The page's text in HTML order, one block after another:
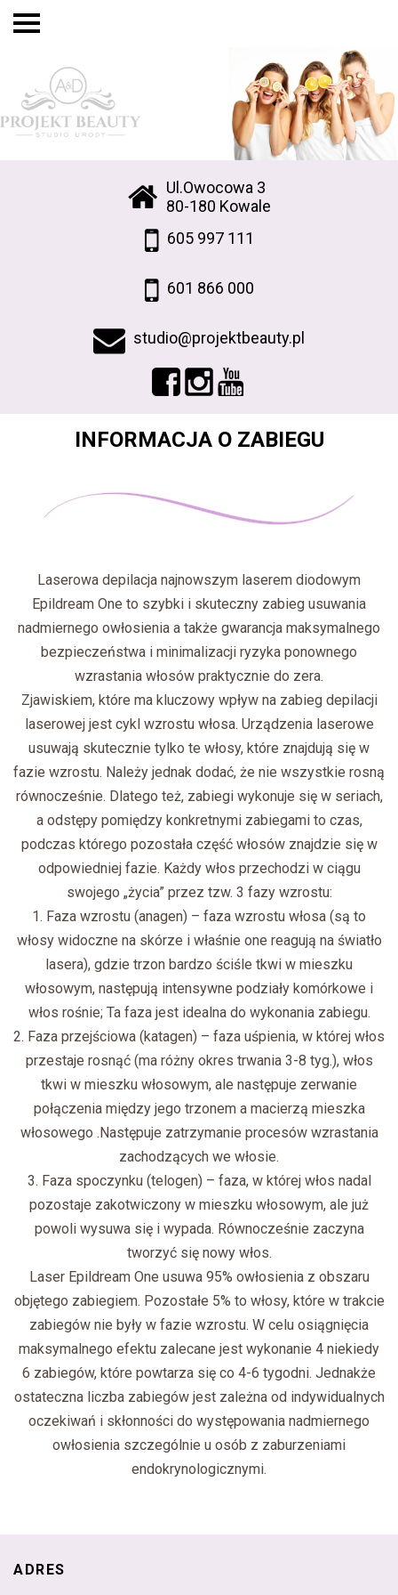
Ul.Owocowa 3
80-180 Kowale
605 997 111
601 866 000
studio@projektbeauty.pl
INFORMACJA O ZABIEGU
Laserowa depilacja najnowszym laserem diodowym
Epildream One to szybki i skuteczny zabieg usuwania
nadmiernego owłosienia a także gwarancja maksymalnego
bezpieczeństwa i minimalizacji ryzyka ponownego
wzrastania włosów praktycznie do zera.
Zjawiskiem, które ma kluczowy wpływ na zabieg depilacji
laserowej jest cykl wzrostu włosa. Urządzenia laserowe
usuwają skutecznie tylko te włosy, które znajdują się w
fazie wzrostu. Należy jednak dodać, że nie wszystkie rosną
równocześnie. Dlatego też, zabiegi wykonuje się w seriach,
a odstępy pomiędzy konkretnymi zabiegami to czas,
podczas którego pozostała część włosów znajdzie się w
odpowiedniej fazie. Każdy włos przechodzi w ciągu
swojego „życia” przez tzw. 3 fazy wzrostu:
1. Faza wzrostu (anagen) – faza wzrostu włosa (są to
włosy widoczne na skórze i właśnie one reagują na światło
lasera), gdzie trzon bardzo ściśle tkwi w mieszku
włosowym, następują intensywne podziały komórkowe i
włos rośnie; Ta faza jest idealna do wykonania zabiegu.
2. Faza przejściowa (katagen) – faza uśpienia, w której włos
przestaje rosnąć (ma różny okres trwania 3-8 tyg.), włos
tkwi w mieszku włosowym, ale następuje zerwanie
połączenia między jego trzonem a macierzą mieszka
włosowego .Następuje zatrzymanie procesów wzrastania
zachodzących we włosie.
3. Faza spoczynku (telogen) – faza, w której włos nadal
pozostaje zakotwiczony w mieszku włosowym, ale już
powoli wysuwa się i wypada. Równocześnie zaczyna
tworzyć się nowy włos.
Laser Epildream One usuwa 95% owłosienia z obszaru
objętego zabiegiem. Pozostałe 5% to włosy, które w trakcie
zabiegów nie były w fazie wzrostu. W celu osiągnięcia
maksymalnego efektu zalecane jest wykonanie 4 niekiedy
6 zabiegów, które powtarza się co 4-6 tygodni. Jednakże
ostateczna liczba zabiegów jest zależna od indywidualnych
oczekiwań i skłonności do występowania nadmiernego
owłosienia szczególnie u osób z zaburzeniami
endokrynologicznymi.
ADRES